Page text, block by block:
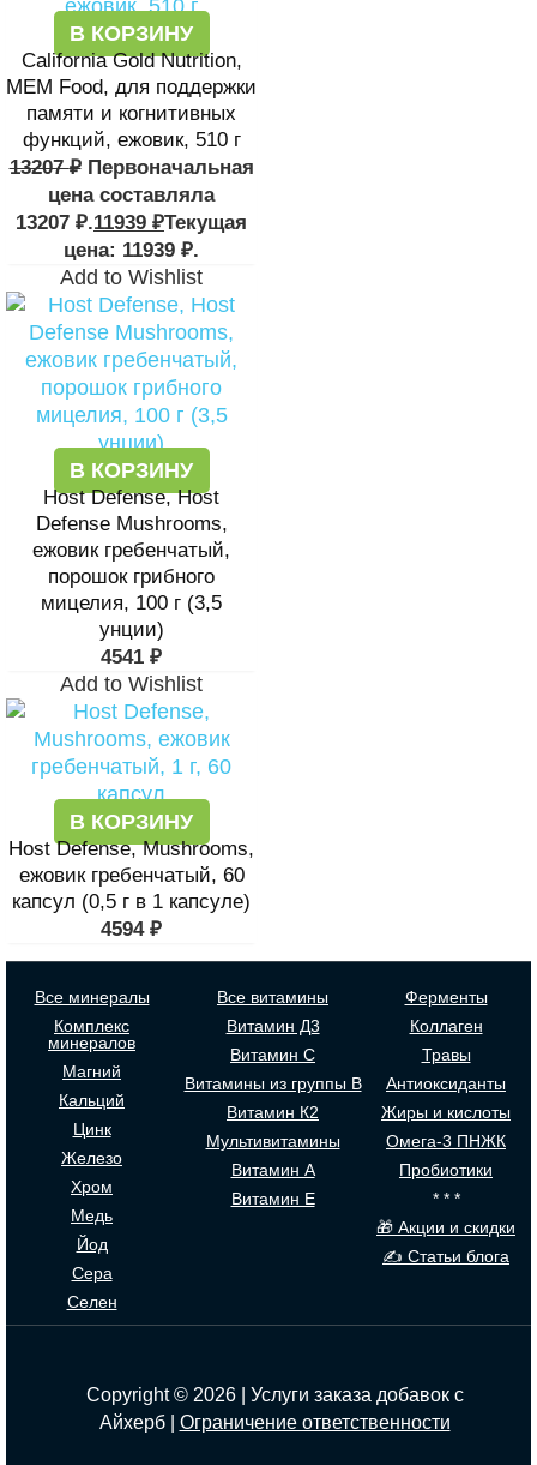
В КОРЗИНУ
California Gold Nutrition,
MEM Food, для поддержки
памяти и когнитивных
функций, ежовик, 510 г
13207₽ Первоначальная
цена составляла
13207 ₽.11939 ₽Текущая
цена: 11939 ₽.
Add to Wishlist
В КОРЗИНУ
Host Defense, Host
Defense Mushrooms,
ежовик гребенчатый,
порошок грибного
мицелия, 100 г (3,5
унции)
4541 ₽
Add to Wishlist
В КОРЗИНУ
Host Defense, Mushrooms,
ежовик гребенчатый, 60
капсул (0,5 г в 1 капсуле)
4594 ₽
Все минералы
Комплекс
минералов
Магний
Кальций
Цинк
Железо
Хром
Медь
Йод
Сера
Селен
Все витамины
Витамин Д3
Витамин С
Витамины из группы В
Витамин К2
Мультивитамины
Витамин А
Витамин Е
Ферменты
Коллаген
Травы
Антиоксиданты
Жиры и кислоты
Омега-3 ПНЖК
Пробиотики
* * *
🎁 Акции и скидки
✍ Статьи блога
Copyright © 2026 | Услуги заказа добавок с
Айхерб | Ограничение ответственности